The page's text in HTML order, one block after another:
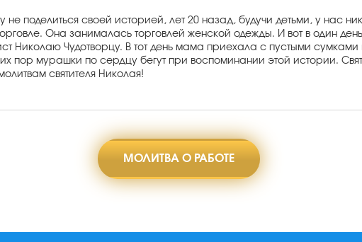
не поделиться своей историей, лет 20 назад, будучи детьми, у нас
Она занималась торговлей женской одежды. И вот в один
Николаю Чудотворцу. В тот день мама приехала с пустыми
мурашки по сердцу бегут при воспоминании этой истории.
святителя Николая!
МОЛИТВА О РАБОТЕ